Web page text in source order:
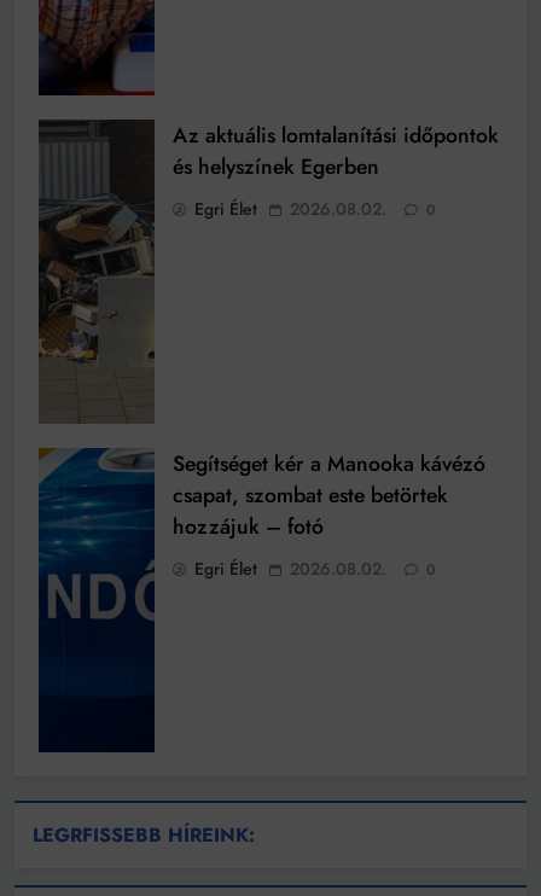
Az aktuális lomtalanítási időpontok
és helyszínek Egerben
Egri Élet 2026.08.02. 0
Segítséget kér a Manooka kávézó
csapat, szombat este betörtek
hozzájuk – fotó
Egri Élet 2026.08.02. 0
LEGRFISSEBB HÍREINK: